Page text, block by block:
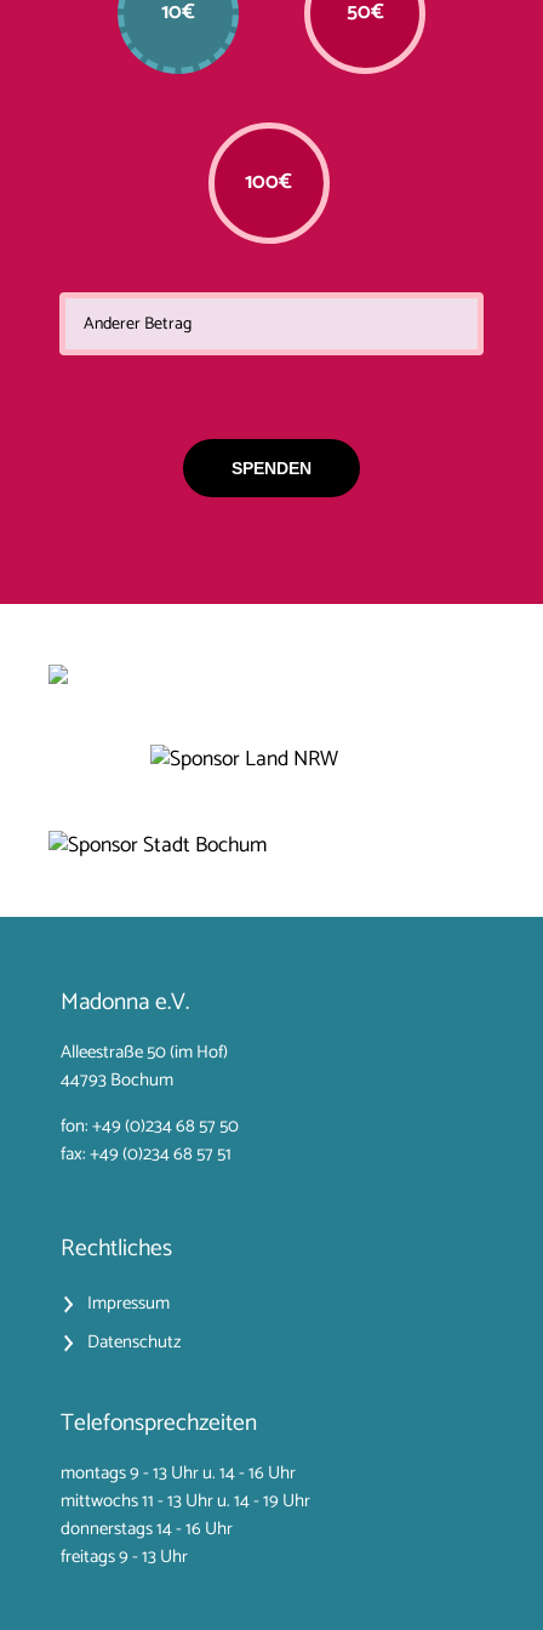
10€ 50€
100€
SPENDEN
Madonna e.V.
Alleestraße 50 (im Hof)
44793 Bochum
fon: +49 (0)234 68 57 50
fax: +49 (0)234 68 57 51
Rechtliches
Impressum
Datenschutz
Telefonsprechzeiten
montags 9 - 13 Uhr u. 14 - 16 Uhr
mittwochs 11 - 13 Uhr u. 14 - 19 Uhr
donnerstags 14 - 16 Uhr
freitags 9 - 13 Uhr